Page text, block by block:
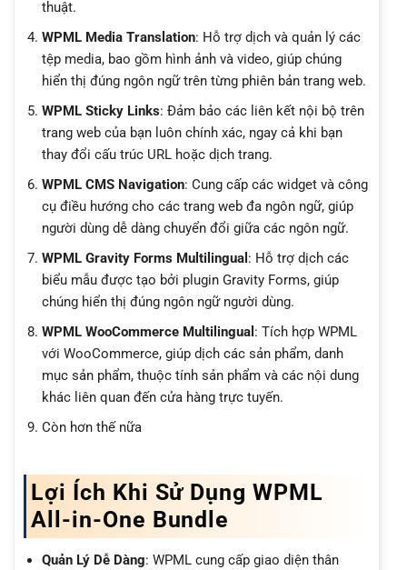
thuật.
WPML Media Translation: Hỗ trợ dịch và quản lý các
tệp media, bao gồm hình ảnh và video, giúp chúng
hiển thị đúng ngôn ngữ trên từng phiên bản trang web.
WPML Sticky Links: Đảm bảo các liên kết nội bộ trên
trang web của bạn luôn chính xác, ngay cả khi bạn
thay đổi cấu trúc URL hoặc dịch trang.
WPML CMS Navigation: Cung cấp các widget và công
cụ điều hướng cho các trang web đa ngôn ngữ, giúp
người dùng dễ dàng chuyển đổi giữa các ngôn ngữ.
WPML Gravity Forms Multilingual : Hỗ trợ dịch các
biểu mẫu được tạo bởi plugin Gravity Forms, giúp
chúng hiển thị đúng ngôn ngữ người dùng.
WPML WooCommerce Multilingual : Tích hợp WPML
với WooCommerce, giúp dịch các sản phẩm, danh
mục sản phẩm, thuộc tính sản phẩm và các nội dung
khác liên quan đến cửa hàng trực tuyến.
Còn hơn thế nữa
Lợi Ích Khi Sử Dụng WPML
All-in-One Bundle
Quản Lý Dễ Dàng: WPML cung cấp giao diện thân